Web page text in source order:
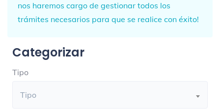
nos haremos cargo de gestionar todos los
trámites necesarios para que se realice con éxito!
Categorizar
Tipo
Tipo